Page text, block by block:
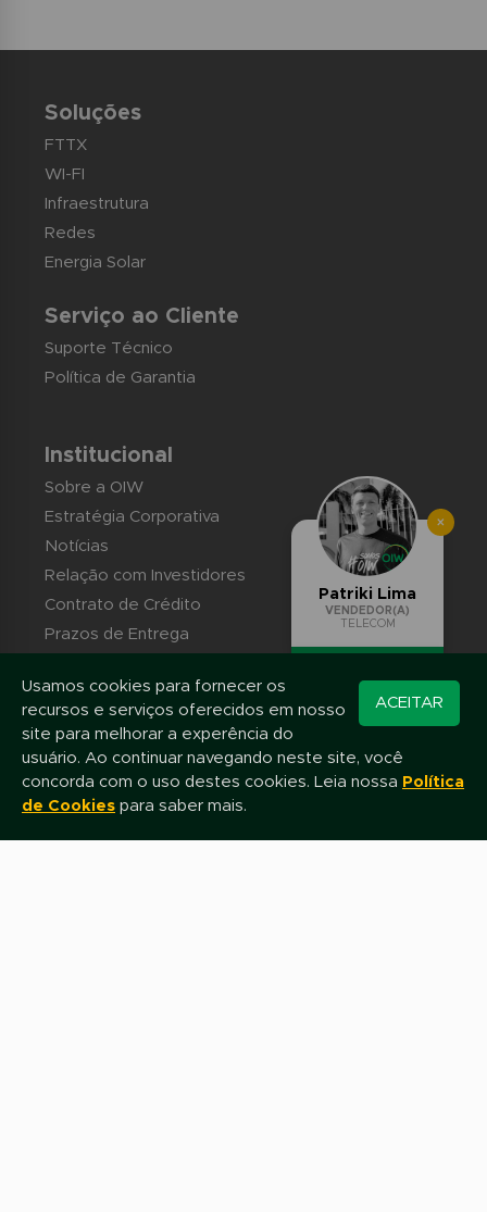
Soluções
FTTX
WI-FI
Infraestrutura
Redes
Energia Solar
Serviço ao Cliente
Suporte Técnico
Política de Garantia
Institucional
Sobre a OIW
Estratégia Corporativa
Notícias
Relação com Investidores
Contrato de Crédito
Prazos de Entrega
Contato
×
Patriki Lima
VENDEDOR(A)
TELECOM
Converse pelo
WhatsApp
ACEITAR
Usamos cookies para fornecer os
recursos e serviços oferecidos em nosso
site para melhorar a experência do
usuário. Ao continuar navegando neste site, você
concorda com o uso destes cookies. Leia nossa Política
de Cookies para saber mais.